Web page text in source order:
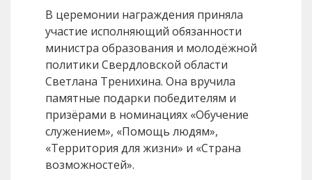
В церемонии награждения приняла
участие исполняющий обязанности
министра образования и молодёжной
политики Свердловской области
Светлана Тренихина. Она вручила
памятные подарки победителям и
призёрами в номинациях «Обучение
служением», «Помощь людям»,
«Территория для жизни» и «Страна
возможностей».